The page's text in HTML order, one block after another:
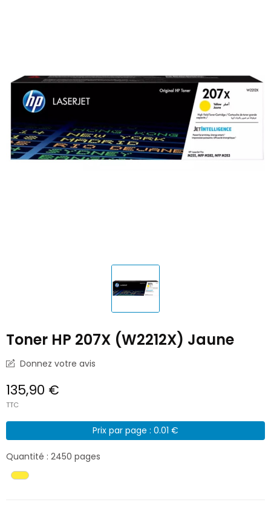
Toner HP 207X (W2212X) Jaune
Donnez votre avis
135,90 €
TTC
Prix par page : 0.01 €
Quantité : 2450 pages